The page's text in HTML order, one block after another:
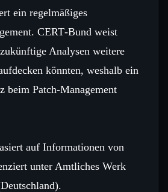
ein regelmäßiges
CERT‑Bund weist
Analysen weitere
könnten, weshalb ein
beim Patch‑Management
auf Informationen von
unter Amtliches Werk